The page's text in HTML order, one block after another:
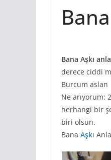
Bana Aşkı
derece ciddi
Burcum aslan
Ne arıyorum:
herhangi bir
biri olsun.
Bana Aşkı